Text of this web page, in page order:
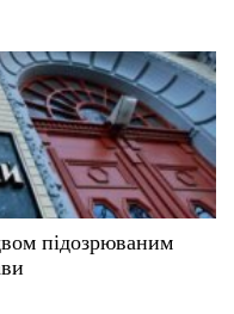
підозрюваним